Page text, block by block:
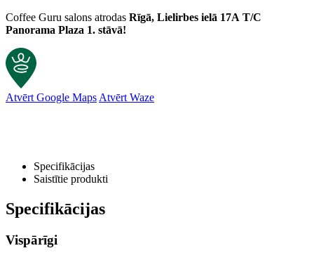
Coffee Guru salons atrodas Rīgā, Lielirbes ielā 17A T/C
Panorama Plaza 1. stāvā!
Atvērt Google Maps Atvērt Waze
Specifikācijas
Saistītie produkti
Specifikācijas
Vispārīgi